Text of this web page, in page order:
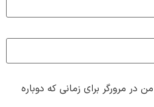
در مرورگر برای زمانی که دوباره